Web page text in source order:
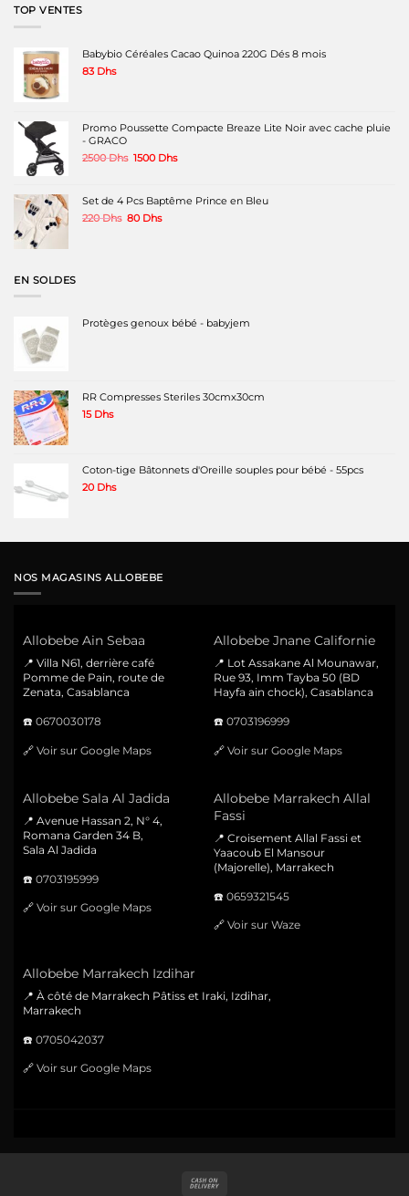
TOP VENTES
Babybio Céréales Cacao Quinoa 220G Dés 8 mois
83 Dhs
Promo Poussette Compacte Breaze Lite Noir avec cache pluie
- GRACO
2500Dhs Le
était :
2500 Dhs.
1500 DhsLe
1500 Dhs.
Set de 4 Pcs Baptême Prince en Bleu
220Dhs Le
80 DhsLe
EN SOLDES
Protèges genoux bébé - babyjem
RR Compresses Steriles 30cmx30cm
15 Dhs
Coton-tige Bâtonnets d'Oreille souples pour bébé - 55pcs
20 Dhs
NOS MAGASINS ALLOBEBE
Allobebe Ain Sebaa
📍 Villa N61, derrière café
Pomme de Pain, route de
Zenata, Casablanca
☎️ 0670030178
🔗 Voir sur Google Maps
Allobebe Jnane Californie
📍 Lot Assakane Al Mounawar,
Rue 93, Imm Tayba 50 (BD
Hayfa ain chock), Casablanca
☎️ 0703196999
🔗 Voir sur Google Maps
Allobebe Sala Al Jadida
📍 Avenue Hassan 2, N° 4,
Romana Garden 34 B,
Sala Al Jadida
☎️ 0703195999
🔗 Voir sur Google Maps
Allobebe Marrakech Allal
Fassi
📍 Croisement Allal Fassi et
Yaacoub El Mansour
(Majorelle), Marrakech
☎️ 0659321545
🔗 Voir sur Waze
Allobebe Marrakech Izdihar
📍 À côté de Marrakech Pâtiss et Iraki, Izdihar,
Marrakech
☎️ 0705042037
🔗 Voir sur Google Maps